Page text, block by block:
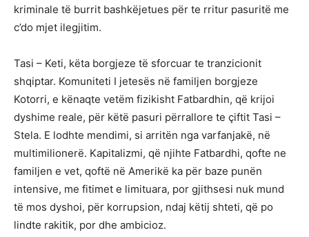
kriminale të burrit bashkëjetues për te rritur pasuritë me
c’do mjet ilegjitim.
Tasi – Keti, këta borgjeze të sforcuar te tranzicionit
shqiptar. Komuniteti I jetesës në familjen borgjeze
Kotorri, e kënaqte vetëm fizikisht Fatbardhin, që krijoi
dyshime reale, për këtë pasuri përrallore te çiftit Tasi –
Stela. E lodhte mendimi, si arritën nga varfanjakë, në
multimilionerë. Kapitalizmi, që njihte Fatbardhi, qofte ne
familjen e vet, qoftë në Amerikë ka për baze punën
intensive, me fitimet e limituara, por gjithsesi nuk mund
të mos dyshoi, për korrupsion, ndaj këtij shteti, që po
lindte rakitik, por dhe ambicioz.